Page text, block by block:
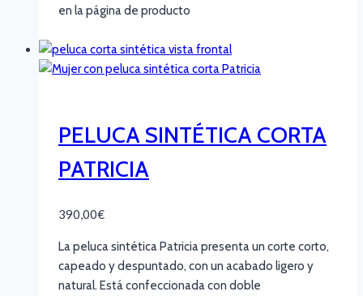
en la página de producto
PELUCA SINTÉTICA CORTA
PATRICIA
390,00€
La peluca sintética Patricia presenta un corte corto,
capeado y despuntado, con un acabado ligero y
natural. Está confeccionada con doble